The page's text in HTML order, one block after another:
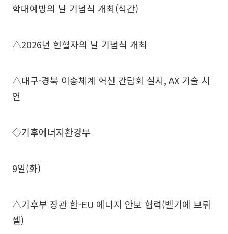
학대예방의 날 기념식 개최(석간)
△2026년 헌혈자의 날 기념식 개최
△대구·경북 이송체계 혁신 간담회 실시, AX 기술 시
연
◇기후에너지환경부
9일(화)
△기후부 장관 한-EU 에너지 안보 협력(벨기에 브뤼
셀)